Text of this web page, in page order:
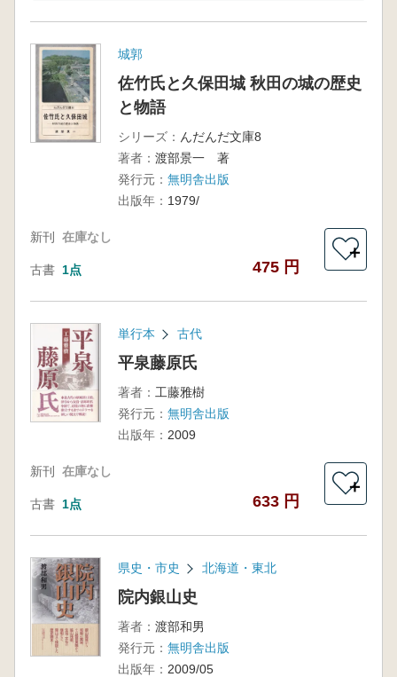
城郭
佐竹氏と久保田城 秋田の城の歴史
と物語
シリーズ： んだんだ文庫8
著者： 渡部景一 著
発行元： 無明舎出版
出版年： 1979/
新刊 在庫なし
古書 1点 475 円
＋
単行本 古代
平泉藤原氏
著者： 工藤雅樹
発行元： 無明舎出版
出版年： 2009
新刊 在庫なし
古書 1点 633 円
＋
県史・市史 北海道・東北
院内銀山史
著者： 渡部和男
発行元： 無明舎出版
出版年： 2009/05